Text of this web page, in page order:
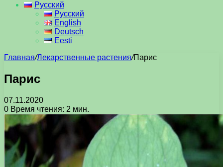
Русский
Русский
English
Deutsch
Eesti
Главная/Лекарственные растения/Парис
Парис
07.11.2020
0 Время чтения: 2 мин.